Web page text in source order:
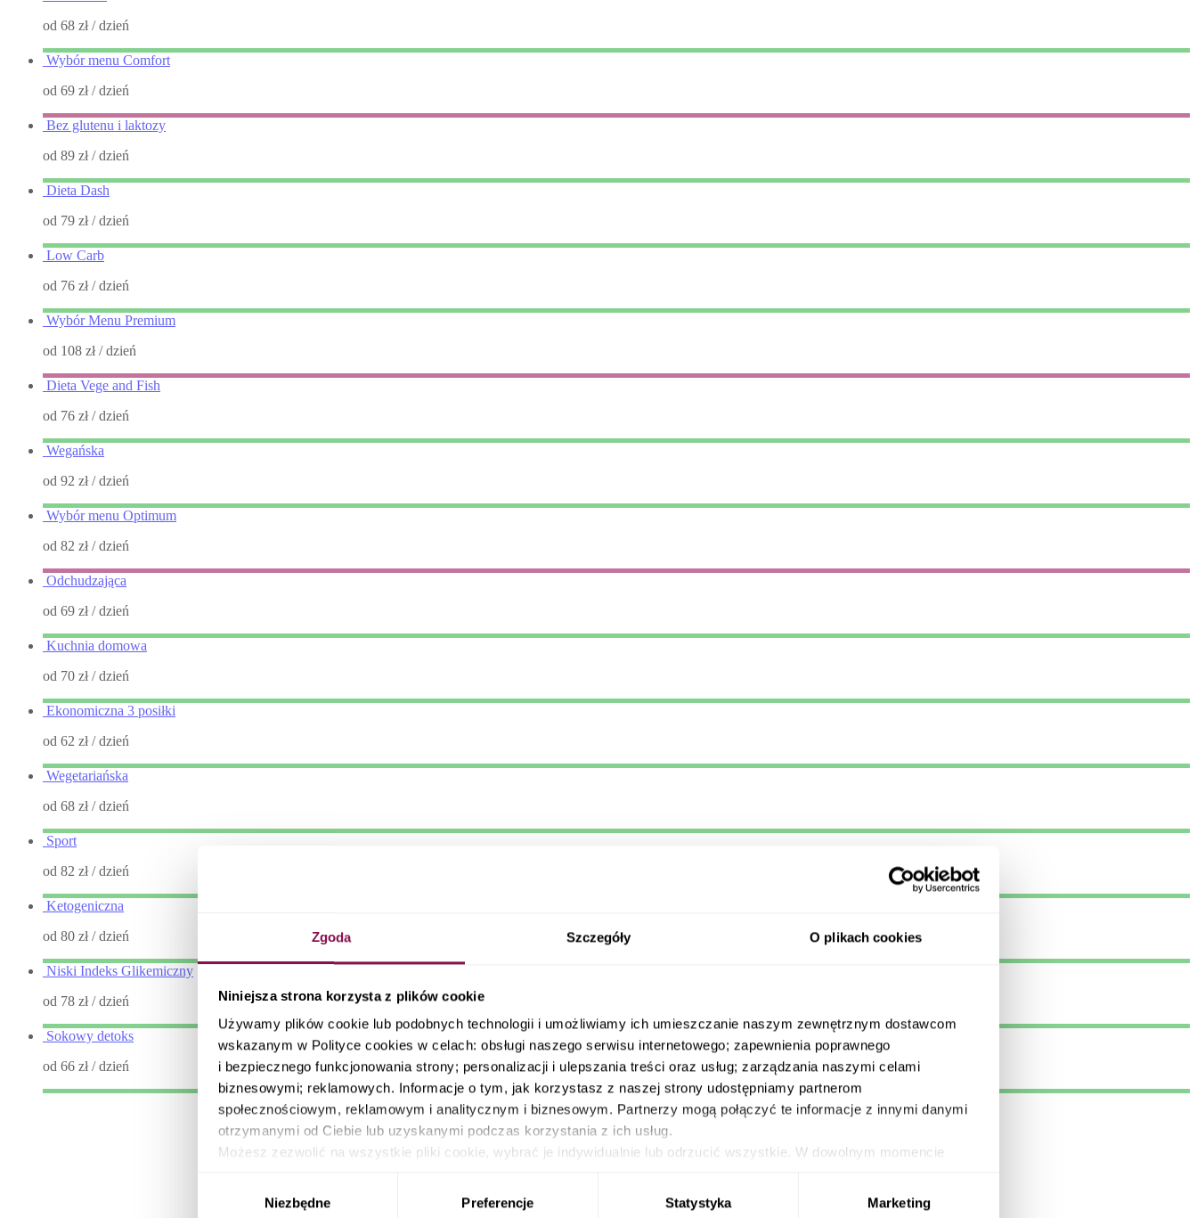
Zgoda Szczegóły O plikach cookies
Niniejsza strona korzysta z plików cookie
Używamy plików cookie lub podobnych technologii i umożliwiamy ich umieszczanie naszym zewnętrznym dostawcom
wskazanym w Polityce cookies w celach: obsługi naszego serwisu internetowego; zapewnienia poprawnego
i bezpiecznego funkcjonowania strony; personalizacji i ulepszania treści oraz usług; zarządzania naszymi celami
biznesowymi; reklamowych. Informacje o tym, jak korzystasz z naszej strony udostępniamy partnerom
społecznościowym, reklamowym i analitycznym i biznesowym. Partnerzy mogą połączyć te informacje z innymi danymi
otrzymanymi od Ciebie lub uzyskanymi podczas korzystania z ich usług.
Możesz zezwolić na wszystkie pliki cookie, wybrać je indywidualnie lub odrzucić wszystkie. W dowolnym momencie
zarządzania ustawieniami plików cookies a także poprzez zmianę ustawień Twojej przeglądarki.
Niezbędne Preferencje Statystyka Marketing
od 68 zł/ dzień
Wybór menu Comfort
od 69 zł/ dzień
Bez glutenu i laktozy
od 89 zł/ dzień
Dieta Dash
od 79 zł/ dzień
Low Carb
od 76 zł/ dzień
Wybór Menu Premium
od 108 zł/ dzień
Dieta Vege and Fish
od 76 zł/ dzień
Wegańska
od 92 zł/ dzień
Wybór menu Optimum
od 82 zł/ dzień
Odchudzająca
od 69 zł/ dzień
Kuchnia domowa
od 70 zł/ dzień
Ekonomiczna 3 posiłki
od 62 zł/ dzień
Wegetariańska
od 68 zł/ dzień
Sport
od 82 zł/ dzień
Ketogeniczna
od 80 zł/ dzień
Niski Indeks Glikemiczny
od 78 zł/ dzień
Sokowy detoks
od 66 zł/ dzień
Catering Dietetyczny Otorowo - Dieta Pudełkowa